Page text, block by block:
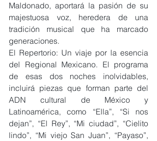
Maldonado, aportará la pasión de su
majestuosa voz, heredera de una
tradición musical que ha marcado
generaciones.
El Repertorio: Un viaje por la esencia
del Regional Mexicano. El programa
de esas dos noches inolvidables,
incluirá piezas que forman parte del
ADN cultural de México y
Latinoamérica, como “Ella”, “Si nos
dejan”, “El Rey”, “Mi ciudad”, “Cielito
lindo”, “Mi viejo San Juan”, “Payaso”,